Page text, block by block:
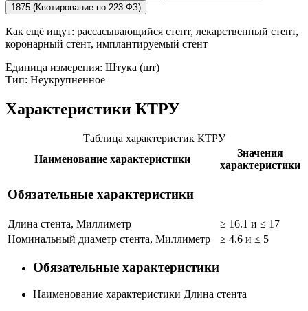
1875 (Квотирование по 223-ФЗ)
Как ещё ищут: рассасывающийся стент, лекарственный стент,
коронарный стент, имплантируемый стент
Единица измерения: Штука (шт)
Тип: Неукрупненное
Характеристики КТРУ
Таблица характеристик КТРУ
Наименование характеристики
Значения
характеристики
Обязательные характеристики
Длина стента, Миллиметр
≥ 16.1 и ≤ 17
Номинальный диаметр стента, Миллиметр
≥ 4.6 и ≤ 5
Обязательные характеристики
Наименование характеристики Длина стента